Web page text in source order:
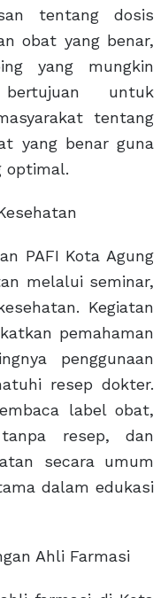
tentang dosis
obat yang benar,
yang mungkin
untuk
tentang
yang benar guna
optimal.
PAFI Kota Agung
melalui seminar,
Kegiatan
pemahaman
penggunaan
resep dokter.
label obat,
resep, dan
secara umum
dalam edukasi
Ahli Farmasi